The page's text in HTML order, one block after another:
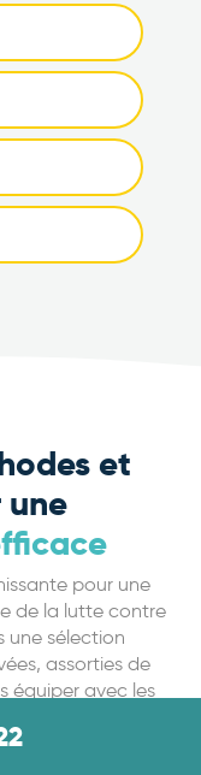
et
une
pour une
de la lutte contre
une sélection
assorties de
équiper avec les
à sécuriser votre